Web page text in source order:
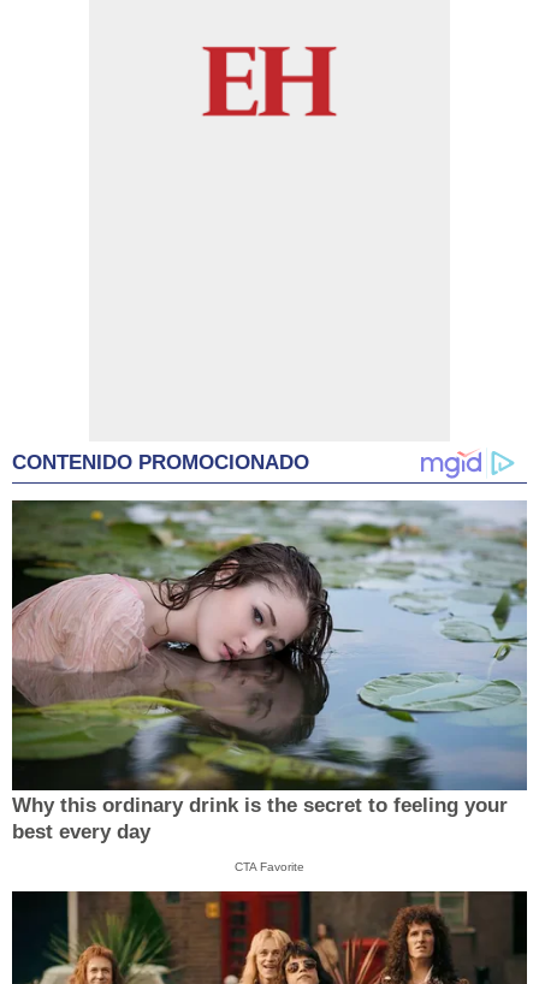
CONTENIDO PROMOCIONADO
Why this ordinary drink is the secret to feeling your
best every day
CTA Favorite